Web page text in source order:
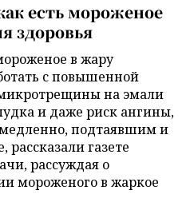
есть мороженое
здоровья
в жару
с повышенной
на эмали
и даже риск ангины,
подтаявшим и
газете
рассуждая о
мороженого в жаркое